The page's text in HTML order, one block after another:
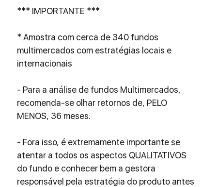
*** IMPORTANTE ***
* Amostra com cerca de 340 fundos
multimercados com estratégias locais e
internacionais
- Para a análise de fundos Multimercados,
recomenda-se olhar retornos de, PELO
MENOS, 36 meses.
- Fora isso, é extremamente importante se
atentar a todos os aspectos QUALITATIVOS
do fundo e conhecer bem a gestora
responsável pela estratégia do produto antes